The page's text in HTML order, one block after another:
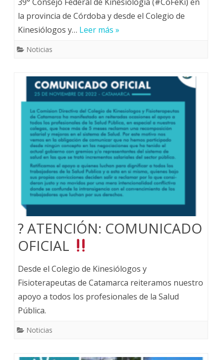
la provincia de Córdoba y desde el Colegio de
Kinesiólogos y… Leer más »
Noticias
? ATENCIÓN: COMUNICADO
OFICIAL
Desde el Colegio de Kinesiólogos y
Fisioterapeutas de Catamarca reiteramos nuestro
apoyo a todos los profesionales de la Salud
Pública.
Noticias